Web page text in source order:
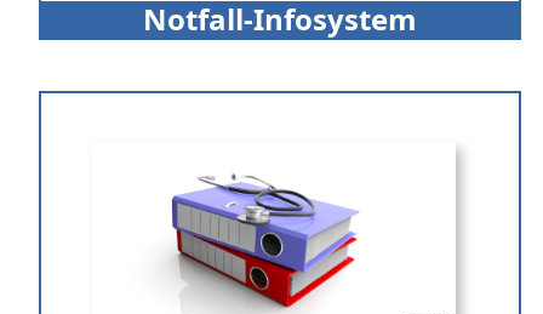
Notfall-Infosystem